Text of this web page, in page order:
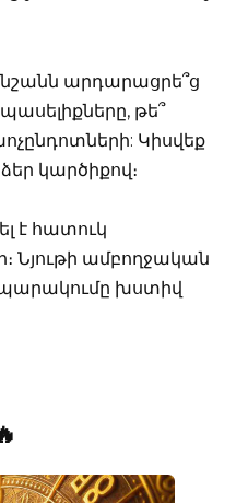
արդարացրե՞ց
թե՞
Կիսվեք
կարծիքով։
է հատուկ
Նյութի ամբողջական
խստիվ